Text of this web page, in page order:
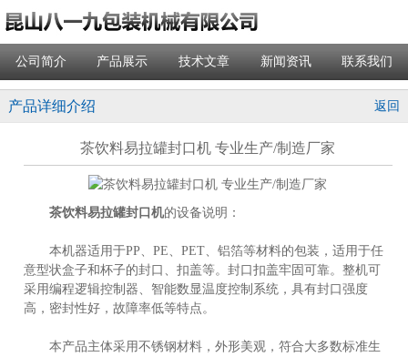
公司简介 产品展示 技术文章 新闻资讯 联系我们
产品详细介绍 返回
茶饮料易拉罐封口机 专业生产/制造厂家
茶饮料易拉罐封口机的设备说明：
本机器适用于PP、PE、PET、铝箔等材料的包装，适用于任
意型状盒子和杯子的封口、扣盖等。封口扣盖牢固可靠。整机可
采用编程逻辑控制器、智能数显温度控制系统，具有封口强度
高，密封性好，故障率低等特点。
本产品主体采用不锈钢材料，外形美观，符合大多数标准生